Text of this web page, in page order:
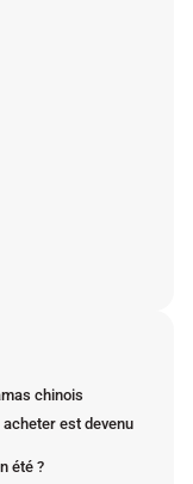
chinois
acheter est devenu
été ?